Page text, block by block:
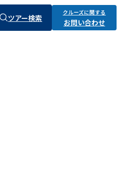
ツアー検索
クルーズに関する
お問い合わせ